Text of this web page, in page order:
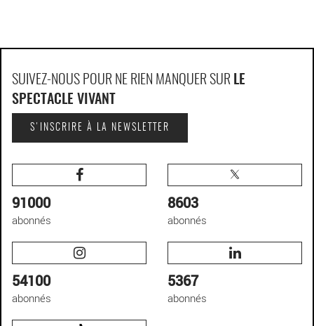
SUIVEZ-NOUS POUR NE RIEN MANQUER SUR LE
SPECTACLE VIVANT
S'INSCRIRE À LA NEWSLETTER
91000
abonnés
8603
abonnés
54100
abonnés
5367
abonnés